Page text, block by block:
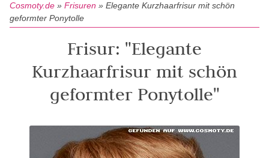
Cosmoty.de » Frisuren » Elegante Kurzhaarfrisur mit schön
geformter Ponytolle
Frisur: "Elegante
Kurzhaarfrisur mit schön
geformter Ponytolle"